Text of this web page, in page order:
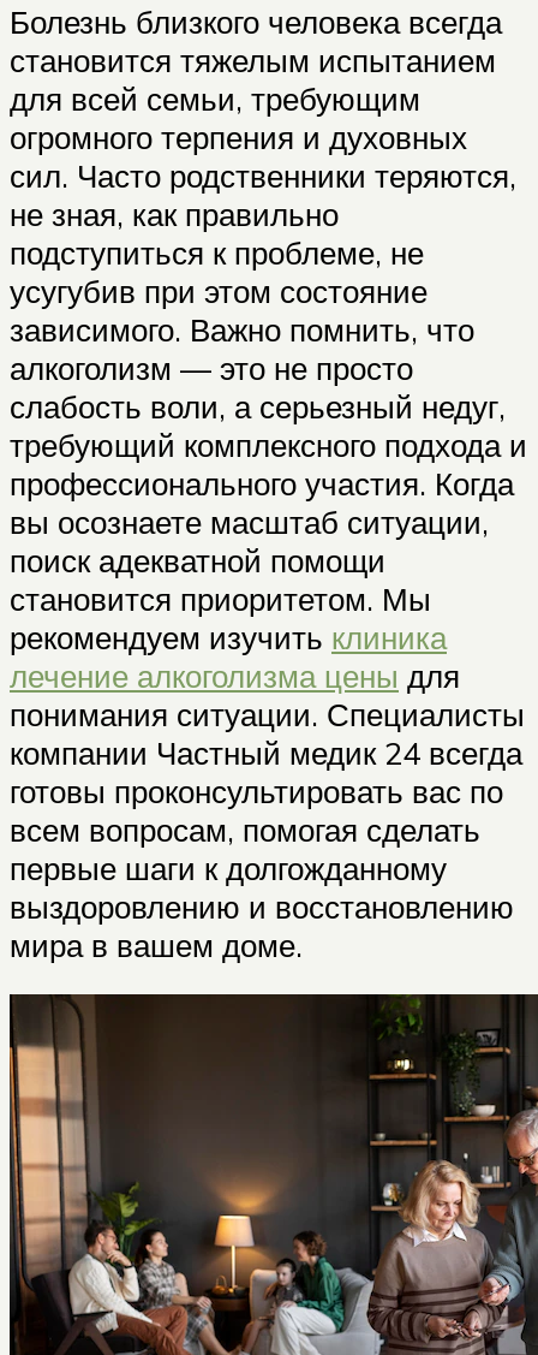
Болезнь близкого человека всегда
становится тяжелым испытанием
для всей семьи, требующим
огромного терпения и духовных
сил. Часто родственники теряются,
не зная, как правильно
подступиться к проблеме, не
усугубив при этом состояние
зависимого. Важно помнить, что
алкоголизм — это не просто
слабость воли, а серьезный недуг,
требующий комплексного подхода и
профессионального участия. Когда
вы осознаете масштаб ситуации,
поиск адекватной помощи
становится приоритетом. Мы
рекомендуем изучить клиника
лечение алкоголизма цены для
понимания ситуации. Специалисты
компании Частный медик 24 всегда
готовы проконсультировать вас по
всем вопросам, помогая сделать
первые шаги к долгожданному
выздоровлению и восстановлению
мира в вашем доме.